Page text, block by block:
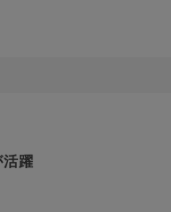
、色がグレーなので年間を通
躍